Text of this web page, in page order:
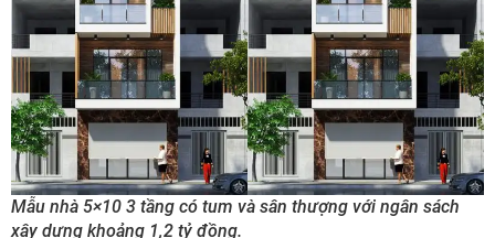
Mẫu nhà 5×10 3 tầng có tum và sân thượng với ngân sách
xây dựng khoảng 1,2 tỷ đồng.